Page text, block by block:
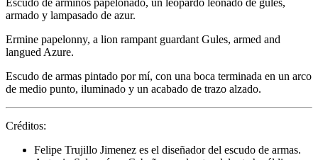
armado y lampasado de azur.
Ermine papelonny, a lion rampant guardant Gules, armed and
langued Azure.
Escudo de armas pintado por mí, con una boca terminada en un arco
de medio punto, iluminado y un acabado de trazo alzado.
Créditos:
Felipe Trujillo Jimenez es el diseñador del escudo de armas.